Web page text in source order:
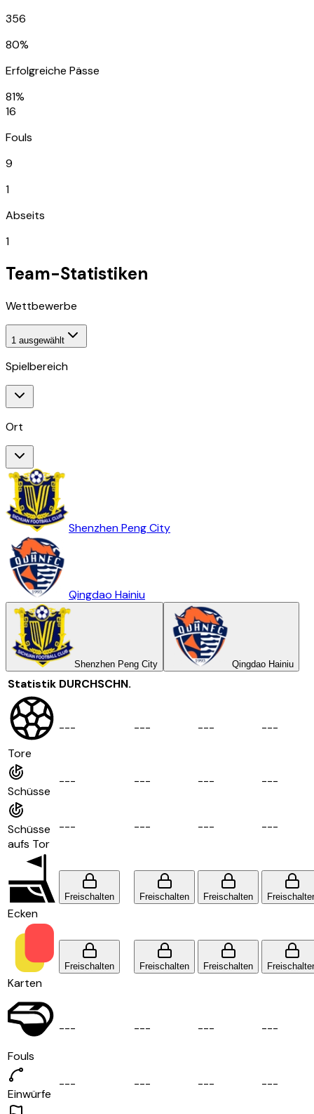
356
80%
Erfolgreiche Pässe
81%
16
Fouls
9
1
Abseits
1
Team-Statistiken
Wettbewerbe
1 ausgewählt
Spielbereich
Ort
Shenzhen Peng City
Qingdao Hainiu
Shenzhen Peng City Qingdao Hainiu
Statistik DURCHSCHN.
Tore
--- --- --- ---
Schüsse
--- --- --- ---
Schüsse
aufs Tor
--- --- --- ---
Ecken
Freischalten Freischalten Freischalten
Karten
Freischalten Freischalten Freischalten
Fouls
--- --- --- ---
Einwürfe
--- --- --- ---